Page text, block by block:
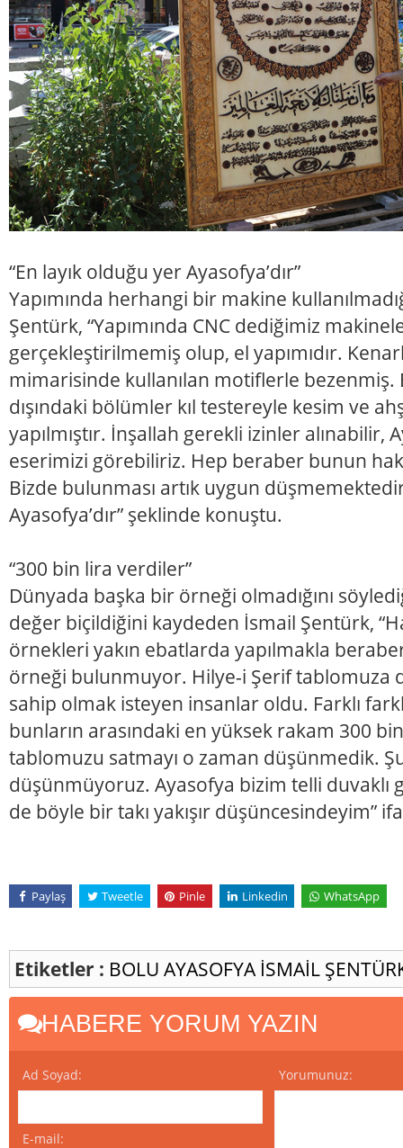
“En layık olduğu yer Ayasofya’dır”
Yapımında herhangi bir makine
Şentürk, “Yapımında CNC dediğimiz
gerçekleştirilmemiş olup, el yapımıdır.
mimarisinde kullanılan motiflerle bezenmiş.
dışındaki bölümler kıl testereyle kesim ve
yapılmıştır. İnşallah gerekli izinler alınabilir,
eserimizi görebiliriz. Hep beraber bunun
Bizde bulunması artık uygun
Ayasofya’dır” şeklinde konuştu.
“300 bin lira verdiler”
Dünyada başka bir örneği olmadığını
değer biçildiğini kaydeden İsmail Şentürk,
örnekleri yakın ebatlarda yapılmakla
örneği bulunmuyor. Hilye-i Şerif tablomuza
sahip olmak isteyen insanlar oldu. Farklı
bunların arasındaki en yüksek rakam 300
tablomuzu satmayı o zaman düşünmedik.
düşünmüyoruz. Ayasofya bizim telli duvaklı
de böyle bir takı yakışır düşüncesindeyim”
Paylaş Tweetle Pinle Linkedin WhatsApp
Etiketler : BOLU AYASOFYA İSMAİL
HABERE YORUM YAZIN
Ad Soyad:
E-mail:
Yorumunuz: